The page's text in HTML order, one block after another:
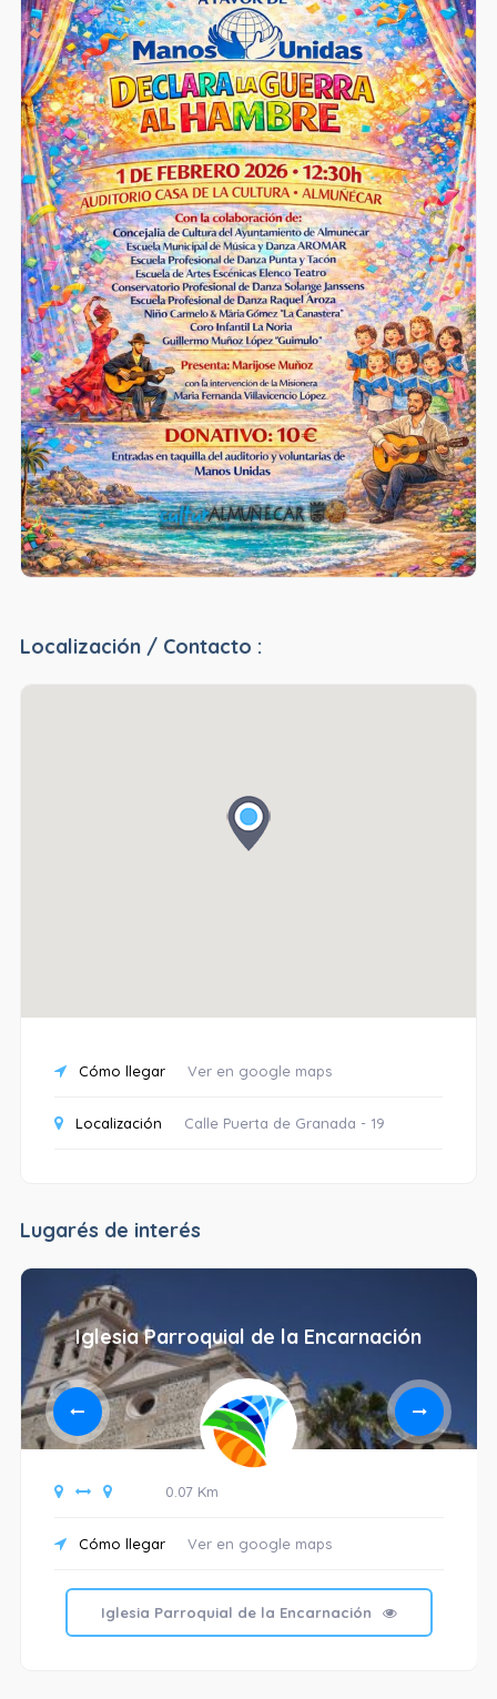
Localización / Contacto :
Cómo llegar Ver en google maps
Localización Calle Puerta de Granada - 19
Lugarés de interés
Iglesia Parroquial de la Encarnación
0.07 Km
Cómo llegar Ver en google maps
Iglesia Parroquial de la Encarnación